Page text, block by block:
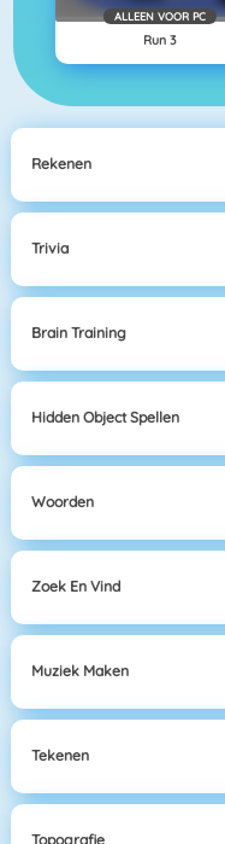
ALLEEN VOOR PC
Run 3
Rekenen
Trivia
Brain Training
Hidden Object Spellen
Woorden
Zoek En Vind
Muziek Maken
Tekenen
Topografie